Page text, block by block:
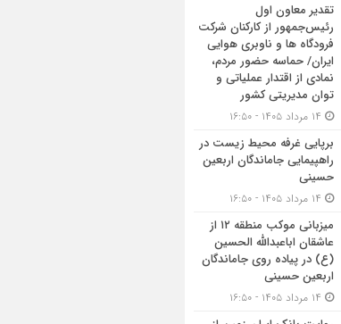
تقدیر معاون اول
رئیس‌جمهور از کارکنان شرکت
فرودگاه ها و ناوبری هوایی
ایران/ حماسه حضور مردم،
نمادی از اقتدار عملیاتی و
توان مدیریتی کشور
برپایی غرفه محیط زیست در
راهپیمایی جاماندگان اربعین
حسینی
میزبانی موکب منطقه ۱۲ از
عاشقان اباعبدالله الحسین
(ع) در پیاده روی جاماندگان
اربعین حسینی